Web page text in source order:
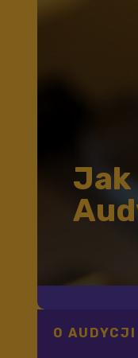
Jak
O AUDYCJI